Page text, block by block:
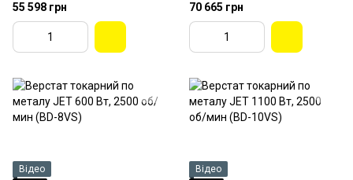
55 598 грн 70 665 грн
Відео
Відео